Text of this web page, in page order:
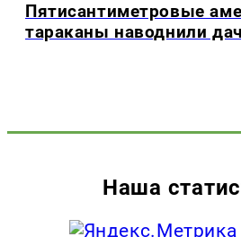
Пятисантиметровые
тараканы наводнили
Наша